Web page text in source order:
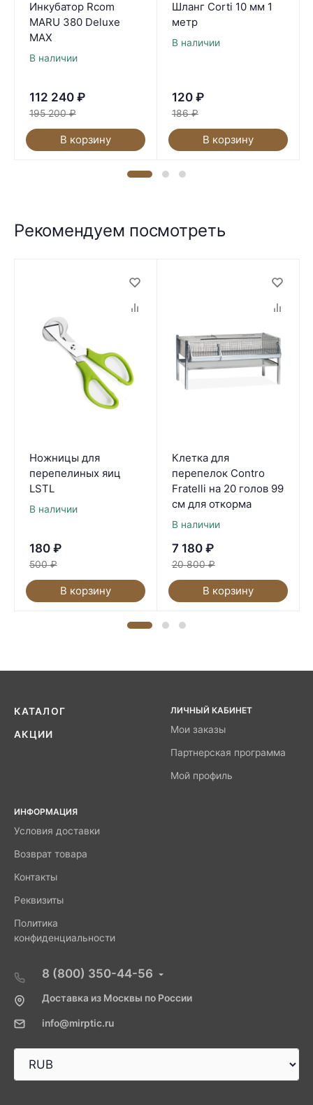
Инкубатор Rcom
MARU 380 Deluxe
MAX
В наличии
112 240 ₽
195 200 ₽
В корзину
Шланг Corti 10 мм 1
метр
В наличии
120 ₽
186 ₽
В корзину
Рекомендуем посмотреть
Ножницы для
перепелиных яиц
LSTL
В наличии
180 ₽
500 ₽
В корзину
Клетка для
перепелок Contro
Fratelli на 20 голов 99
см для откорма
В наличии
7 180 ₽
20 800 ₽
В корзину
КАТАЛОГ
АКЦИИ
ЛИЧНЫЙ КАБИНЕТ
Мои заказы
Партнерская программа
Мой профиль
ИНФОРМАЦИЯ
Условия доставки
Возврат товара
Контакты
Реквизиты
Политика
конфиденциальности
8 (800) 350-44-56
Доставка из Москвы по России
info@mirptic.ru